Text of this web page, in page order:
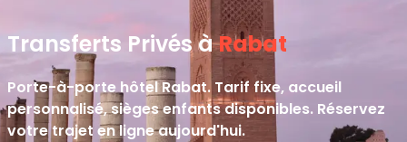
Transferts Privés àRabat
Porte-à-porte hôtel Rabat. Tarif fixe, accueil
personnalisé, sièges enfants disponibles. Réservez
votre trajet en ligne aujourd'hui.